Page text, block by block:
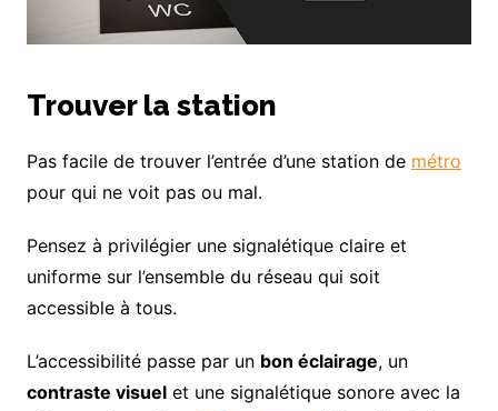
Trouver la station
Pas facile de trouver l’entrée d’une station de métro
pour qui ne voit pas ou mal.
Pensez à privilégier une signalétique claire et
uniforme sur l’ensemble du réseau qui soit
accessible à tous.
L’accessibilité passe par un bon éclairage, un
contraste visuelet une signalétique sonore avec la